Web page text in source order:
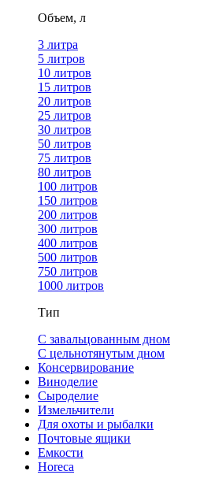
Объем, л
3 литра
5 литров
10 литров
15 литров
20 литров
25 литров
30 литров
50 литров
75 литров
80 литров
100 литров
150 литров
200 литров
300 литров
400 литров
500 литров
750 литров
1000 литров
Тип
С завальцованным дном
С цельнотянутым дном
Консервирование
Виноделие
Сыроделие
Измельчители
Для охоты и рыбалки
Почтовые ящики
Емкости
Horeca